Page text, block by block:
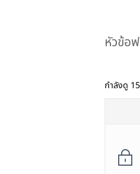
หัวข้อ
กำลังดู